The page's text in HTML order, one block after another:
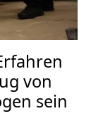
von
sein